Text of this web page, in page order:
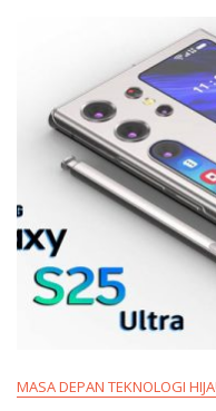
MASA DEPAN TEKNOLOGI